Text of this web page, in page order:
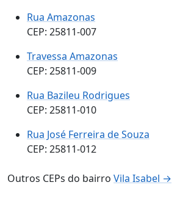
Rua Amazonas
CEP: 25811-007
Travessa Amazonas
CEP: 25811-009
Rua Bazileu Rodrigues
CEP: 25811-010
Rua José Ferreira de Souza
CEP: 25811-012
Outros CEPs do bairro Vila Isabel →